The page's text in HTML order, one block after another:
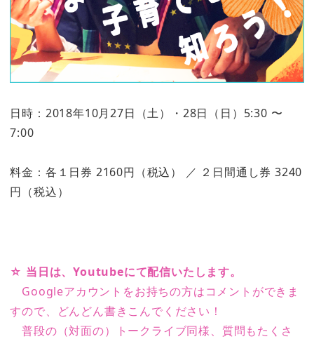
日時：2018年10月27日（土）・28日（日）5:30 〜
7:00
料金：各１日券 2160円（税込） ／ ２日間通し券 3240
円（税込）
☆ 当日は、Youtubeにて配信いたします。
Googleアカウントをお持ちの方はコメントができま
すので、どんどん書きこんでください！
普段の（対面の）トークライブ同様、質問もたくさ